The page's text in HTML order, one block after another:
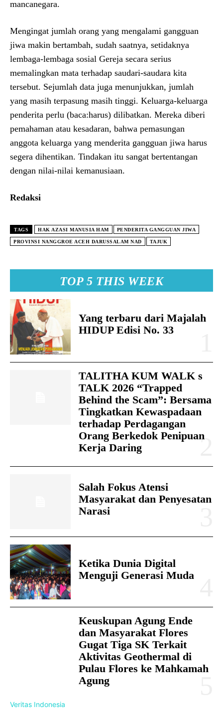
TOP 5 THIS WEEK
Yang terbaru dari Majalah
HIDUP Edisi No. 33
TALITHA KUM WALK s
TALK 2026 “Trapped
Behind the Scam”: Bersama
Tingkatkan Kewaspadaan
terhadap Perdagangan
Orang Berkedok Penipuan
Kerja Daring
Salah Fokus Atensi
Masyarakat dan Penyesatan
Narasi
Ketika Dunia Digital
Menguji Generasi Muda
Keuskupan Agung Ende
dan Masyarakat Flores
Gugat Tiga SK Terkait
Aktivitas Geothermal di
Pulau Flores ke Mahkamah
Agung
Veritas Indonesia
mancanegara.
Mengingat jumlah orang yang mengalami gangguan
jiwa makin bertambah, sudah saatnya, setidaknya
lembaga-lembaga sosial Gereja secara serius
memalingkan mata terhadap saudari-saudara kita
tersebut. Sejumlah data juga menunjukkan, jumlah
yang masih terpasung masih tinggi. Keluarga-keluarga
penderita perlu (baca:harus) dilibatkan. Mereka diberi
pemahaman atau kesadaran, bahwa pemasungan
anggota keluarga yang menderita gangguan jiwa harus
segera dihentikan. Tindakan itu sangat bertentangan
dengan nilai-nilai kemanusiaan.
Redaksi
TAGS HAK AZASI MANUSIA HAM PENDERITA GANGGUAN JIWA
PROVINSI NANGGROE ACEH DARUSSALAM NAD TAJUK